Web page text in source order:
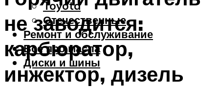
Toyota
Отечественные
Ремонт и обслуживание
Все про масла
Диски и шины
не заводится:
карбюратор,
инжектор, дизель